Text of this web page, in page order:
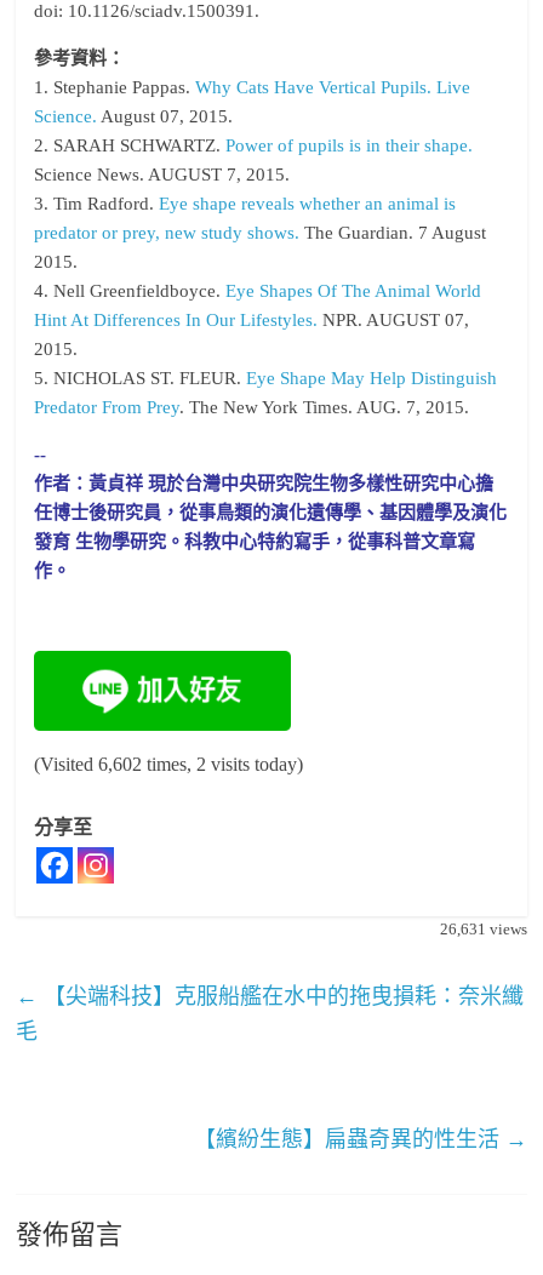
doi: 10.1126/sciadv.1500391.
參考資料：
1. Stephanie Pappas. Why Cats Have Vertical Pupils. Live
Science. August 07, 2015.
2. SARAH SCHWARTZ.Power of pupils is in their shape.
Science News. AUGUST 7, 2015.
3. Tim Radford.Eye shape reveals whether an animal is
predator or prey, new study shows. The Guardian. 7 August
2015.
4. Nell Greenfieldboyce.Eye Shapes Of The Animal World
Hint At Differences In Our Lifestyles. NPR. AUGUST 07,
2015.
5. NICHOLAS ST. FLEUR.Eye Shape May Help Distinguish
Predator From Prey. The New York Times. AUG. 7, 2015.
--
作者：黃貞祥 現於台灣中央研究院生物多樣性研究中心擔
任博士後研究員，從事鳥類的演化遺傳學、基因體學及演化
發育 生物學研究。科教中心特約寫手，從事科普文章寫
作。
(Visited 6,602 times, 2 visits today)
分享至
26,631 views
←
【尖端科技】克服船艦在水中的拖曳損耗：奈米纖
毛
【繽紛生態】扁蟲奇異的性生活 →
發佈留言